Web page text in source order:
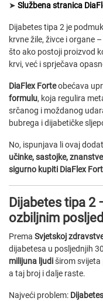
➤ Službena stranica
Dijabetes tipa 2 je
krvne žile, živce i organe
što ako postoji proizvod
krvi, već i sprječava
DiaFlex Forteobećava
formulu, koja regulira
srčanog i moždanog
bubrega i dijabetičke
No, ispunjava li ovaj
učinke, sastojke,
sigurno kupiti DiaFlex
Dijabetes tipa 2
ozbiljnim
Prema Svjetskoj
dijabetesa u posljednjih
milijuna ljudiširom svijeta
a taj broj i dalje raste.
Najveći problem: